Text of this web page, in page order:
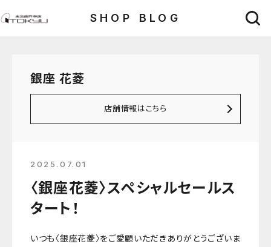
SHOP BLOG
銀座 花菱
店舗情報はこちら
2025.07.01
〈銀座花菱〉スペシャルセールス
タート！
いつも〈銀座花菱〉をご愛顧いただきありがとうございま